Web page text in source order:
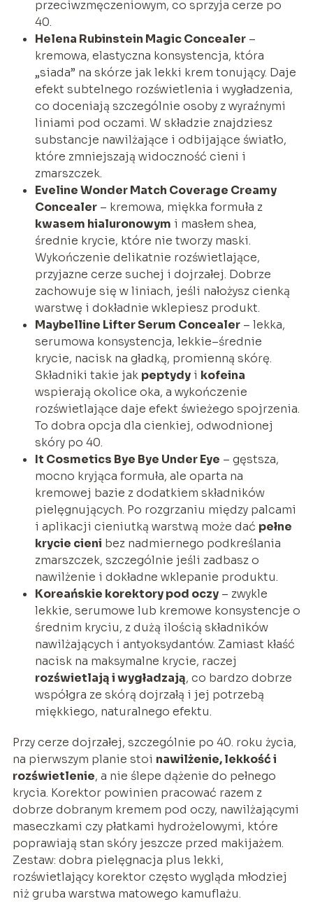
przeciwzmęczeniowym, co sprzyja cerze po
40.
Helena Rubinstein Magic Concealer–
kremowa, elastyczna konsystencja, która
„siada” na skórze jak lekki krem tonujący. Daje
efekt subtelnego rozświetlenia i wygładzenia,
co doceniają szczególnie osoby z wyraźnymi
liniami pod oczami. W składzie znajdziesz
substancje nawilżające i odbijające światło,
które zmniejszają widoczność cieni i
zmarszczek.
Eveline Wonder Match Coverage Creamy
Concealer– kremowa, miękka formuła z
kwasem hialuronowym i masłem shea,
średnie krycie, które nie tworzy maski.
Wykończenie delikatnie rozświetlające,
przyjazne cerze suchej i dojrzałej. Dobrze
zachowuje się w liniach, jeśli nałożysz cienką
warstwę i dokładnie wklepiesz produkt.
Maybelline Lifter Serum Concealer– lekka,
serumowa konsystencja, lekkie–średnie
krycie, nacisk na gładką, promienną skórę.
Składniki takie jak peptydyi kofeina
wspierają okolice oka, a wykończenie
rozświetlające daje efekt świeżego spojrzenia.
To dobra opcja dla cienkiej, odwodnionej
skóry po 40.
It Cosmetics Bye Bye Under Eye – gęstsza,
mocno kryjąca formuła, ale oparta na
kremowej bazie z dodatkiem składników
pielęgnujących. Po rozgrzaniu między palcami
i aplikacji cieniutką warstwą może dać pełne
krycie cieni bez nadmiernego podkreślania
zmarszczek, szczególnie jeśli zadbasz o
nawilżenie i dokładne wklepanie produktu.
Koreańskie korektory pod oczy– zwykle
lekkie, serumowe lub kremowe konsystencje o
średnim kryciu, z dużą ilością składników
nawilżających i antyoksydantów. Zamiast kłaść
nacisk na maksymalne krycie, raczej
rozświetlają i wygładzają, co bardzo dobrze
współgra ze skórą dojrzałą i jej potrzebą
miękkiego, naturalnego efektu.
Przy cerze dojrzałej, szczególnie po 40. roku życia,
na pierwszym planie stoi nawilżenie, lekkość i
rozświetlenie, a nie ślepe dążenie do pełnego
krycia. Korektor powinien pracować razem z
dobrze dobranym kremem pod oczy, nawilżającymi
maseczkami czy płatkami hydrożelowymi, które
poprawiają stan skóry jeszcze przed makijażem.
Zestaw: dobra pielęgnacja plus lekki,
rozświetlający korektor często wygląda młodziej
niż gruba warstwa matowego kamuflażu.